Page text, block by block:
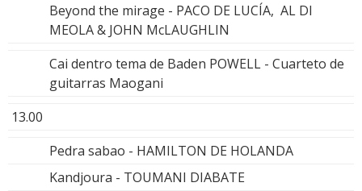
Beyond the mirage - PACO DE LUCÍA, AL DI
MEOLA & JOHN McLAUGHLIN
Cai dentro tema de Baden POWELL - Cuarteto de
guitarras Maogani
13.00
Pedra sabao - HAMILTON DE HOLANDA
Kandjoura - TOUMANI DIABATE